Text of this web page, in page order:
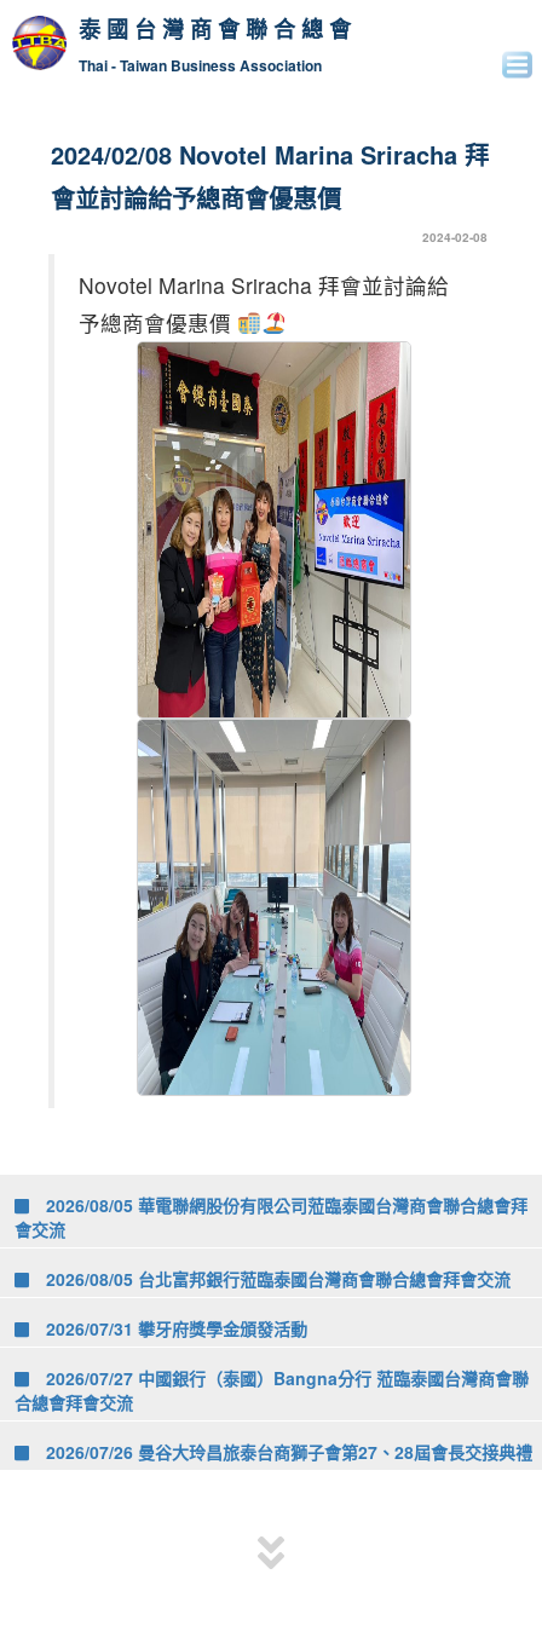
泰國台灣商會聯合總會
Thai - Taiwan Business Association
2024/02/08 Novotel Marina Sriracha 拜
會並討論給予總商會優惠價
2024-02-08
Novotel Marina Sriracha 拜會並討論給
予總商會優惠價
2026/08/05 華電聯網股份有限公司蒞臨泰國台灣商會聯合總會拜
會交流
2026/08/05 台北富邦銀行蒞臨泰國台灣商會聯合總會拜會交流
2026/07/31 攀牙府獎學金頒發活動
2026/07/27 中國銀行（泰國）Bangna分行 蒞臨泰國台灣商會聯
合總會拜會交流
2026/07/26 曼谷大玲昌旅泰台商獅子會第27、28屆會長交接典禮